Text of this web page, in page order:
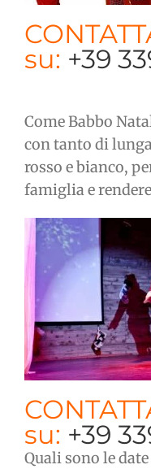
su: +39
Come Babbo
con tanto di
rosso e bianco,
famiglia e
su: +39
Quali sono le